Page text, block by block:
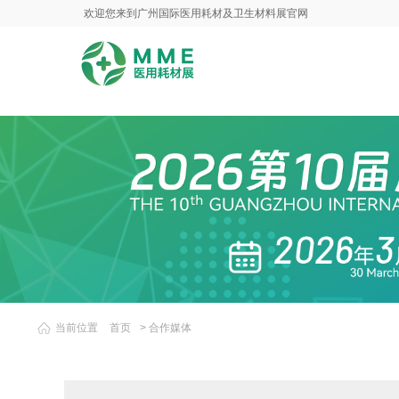
欢迎您来到广州国际医用耗材及卫生材料展官网
当前位置 首页 > 合作媒体